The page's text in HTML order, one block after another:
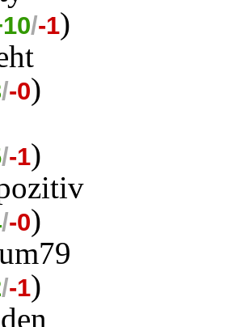
/-1)
/-0)
/-1)
/-0)
/-1)